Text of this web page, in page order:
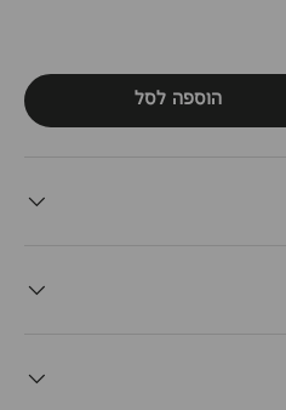
הוספה לסל